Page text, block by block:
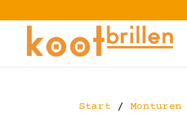
Start /Monturen